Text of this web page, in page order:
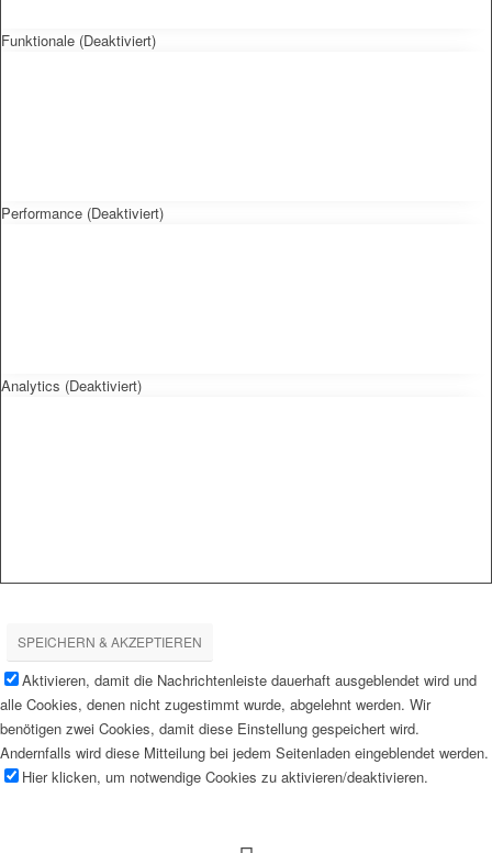
Funktionale (Deaktiviert)
Performance (Deaktiviert)
Analytics (Deaktiviert)
SPEICHERN & AKZEPTIEREN
Aktivieren, damit die Nachrichtenleiste dauerhaft ausgeblendet wird und
alle Cookies, denen nicht zugestimmt wurde, abgelehnt werden. Wir
benötigen zwei Cookies, damit diese Einstellung gespeichert wird.
Andernfalls wird diese Mitteilung bei jedem Seitenladen eingeblendet werden.
Hier klicken, um notwendige Cookies zu aktivieren/deaktivieren.